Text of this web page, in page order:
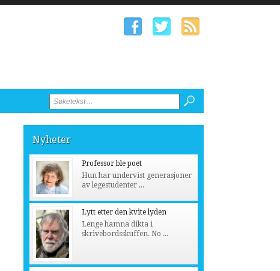
Nyheter
Professor ble poet
Hun har undervist generasjoner
av legestudenter ...
Lytt etter den kvite lyden
Lenge hamna dikta i
skrivebordsskuffen. No ...